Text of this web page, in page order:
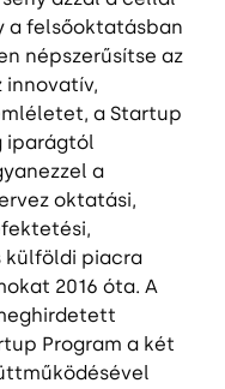
a felsőoktatásban
népszerűsítse az
innovatív,
a Startup
iparágtól
a
oktatási,
külföldi piacra
2016 óta. A
Program a két